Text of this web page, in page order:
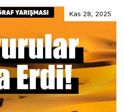
Kas 28, 2025